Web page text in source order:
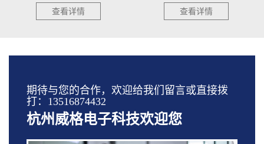
查看详情 查看详情
期待与您的合作，欢迎给我们留言或直接拨
打：13516874432
杭州威格电子科技欢迎您